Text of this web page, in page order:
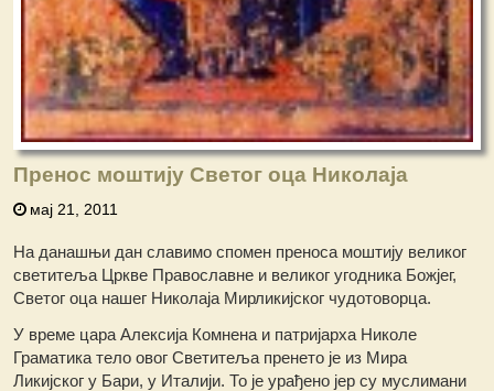
Пренос моштију Светог оца Николаја
мај 21, 2011
На данашњи дан славимо спомен преноса моштију великог
светитеља Цркве Православне и великог угодника Божјег,
Светог оца нашег Николаја Мирликијског чудотоворца.
У време цара Алексија Комнена и патријарха Николе
Граматика тело овог Светитеља пренето је из Мира
Ликијског у Бари, у Италији. То је урађено јер су муслимани